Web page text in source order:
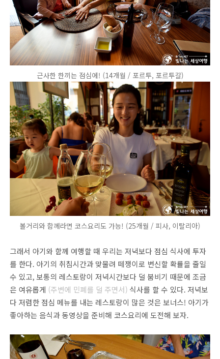
근사한 한끼는 점심에! (14개월 / 포르투, 포르투갈)
볼거리와 함께라면 코스요리도 가능! (25개월 / 피사, 이탈리아)
그래서 아기와 함께 여행할 때 우리는 저녁보다 점심 식사에 투자
를 한다. 아기의 취침시간과 맞물려 떼쟁이로 변신할 확률을 줄일
수 있고, 보통의 레스토랑이 저녁시간보다 덜 붐비기 때문에 조금
은 여유롭게 (주변에 민폐를 덜 주면서) 식사를 할 수 있다. 저녁보
다 저렴한 점심 메뉴를 내는 레스토랑이 많은 것은 보너스! 아기가
좋아하는 음식과 동영상을 준비해 코스요리에 도전해 보자.